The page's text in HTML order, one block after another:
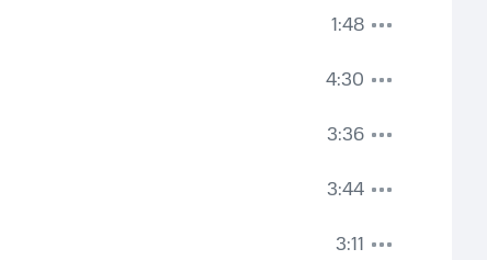
1:48
4:30
3:36
3:44
3:11